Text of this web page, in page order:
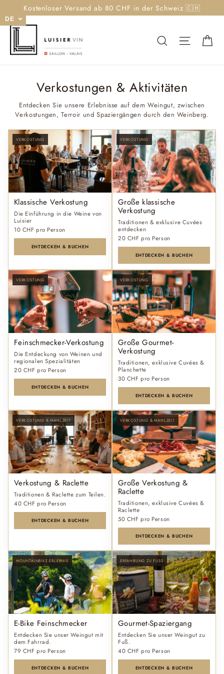
Inhalt
springen
Kostenloser Versand ab 80 CHF in der Schweiz 🇨🇭
Suchen
Verkostungen & Aktivitäten
Entdecken Sie unsere Erlebnisse auf dem Weingut, zwischen
Verkostungen, Terroir und Spaziergängen durch den Weinberg.
VERKOSTUNG
Klassische Verkostung
Die Einführung in die Weine von
Luisier
10 CHF pro Person
ENTDECKEN & BUCHEN
VERKOSTUNG
Große klassische
Verkostung
Traditionen & exklusive Cuvées
entdecken
20 CHF pro Person
ENTDECKEN & BUCHEN
VERKOSTUNG
Feinschmecker-Verkostung
Die Entdeckung von Weinen und
regionalen Spezialitäten
20 CHF pro Person
ENTDECKEN & BUCHEN
VERKOSTUNG
Große Gourmet-
Verkostung
Traditionen, exklusive Cuvées &
Planchette
30 CHF pro Person
ENTDECKEN & BUCHEN
VERKOSTUNG & MAHLZEIT
Verkostung & Raclette
Traditionen & Raclette zum Teilen.
40 CHF pro Person
ENTDECKEN & BUCHEN
VERKOSTUNG & MAHLZEIT
Große Verkostung &
Raclette
Traditionen, exklusive Cuvées &
Raclette
50 CHF pro Person
ENTDECKEN & BUCHEN
MOUNTAINBIKE-ERLEBNIS
E-Bike Feinschmecker
Entdecken Sie unser Weingut mit
dem Fahrrad.
79 CHF pro Person
ENTDECKEN & BUCHEN
ERFAHRUNG ZU FUSS
Gourmet-Spaziergang
Entdecken Sie unser Weingut zu
Fuß.
40 CHF pro Person
ENTDECKEN & BUCHEN
DE